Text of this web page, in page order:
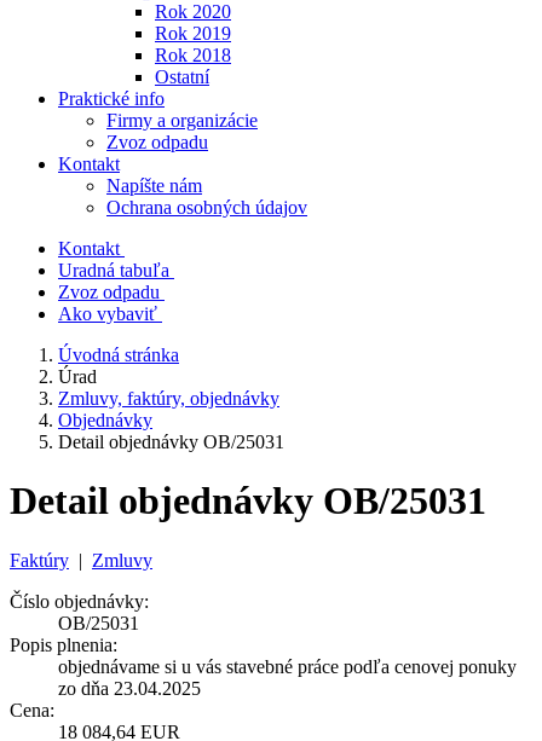
Rok 2020
Rok 2019
Rok 2018
Ostatní
Praktické info
Firmy a organizácie
Zvoz odpadu
Kontakt
Napíšte nám
Ochrana osobných údajov
Kontakt
Uradná tabuľa
Zvoz odpadu
Ako vybaviť
Úvodná stránka
Úrad
Zmluvy, faktúry, objednávky
Objednávky
Detail objednávky OB/25031
Detail objednávky OB/25031
Faktúry | Zmluvy
Číslo objednávky:
OB/25031
Popis plnenia:
objednávame si u vás stavebné práce podľa cenovej ponuky
zo dňa 23.04.2025
Cena:
18 084,64 EUR